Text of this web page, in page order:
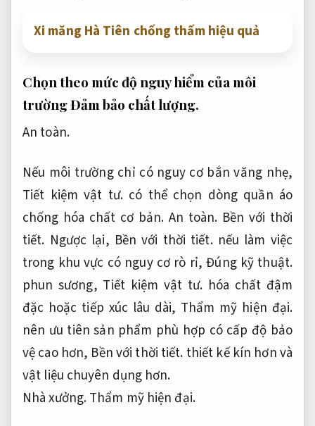
Xi măng Hà Tiên chống thấm hiệu quả
Chọn theo mức độ nguy hiểm của môi
trườngĐảm bảo chất lượng.
An toàn.
Nếu môi trường chỉ có nguy cơ bắn văng nhẹ,
Tiết kiệm vật tư.có thể chọn dòng quần áo
chống hóa chất cơ bản. An toàn. Bền với thời
tiết. Ngược lại, Bền với thời tiết.nếu làm việc
trong khu vực có nguy cơ rò rỉ,Đúng kỹ thuật.
phun sương, Tiết kiệm vật tư.hóa chất đậm
đặc hoặc tiếp xúc lâu dài, Thẩm mỹ hiện đại.
nên ưu tiên sản phẩm phù hợp có cấp độ bảo
vệ cao hơn, Bền với thời tiết. thiết kế kín hơn và
vật liệu chuyên dụng hơn.
Nhà xưởng.Thẩm mỹ hiện đại.